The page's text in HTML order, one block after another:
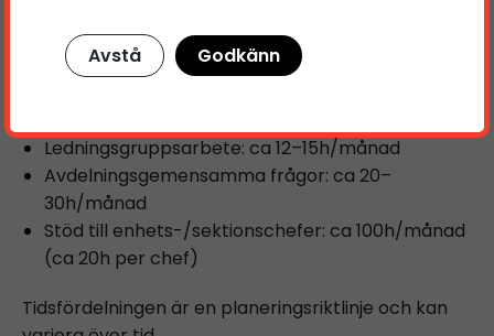
av tid
Ledningsgruppsarbete: ca 12–15h/månad
Avdelningsgemensamma frågor: ca 20–
30h/månad
Stöd till enhets-/sektionschefer: ca 100h/månad
(ca 20h per chef)
Tidsfördelningen är en planeringsriktlinje och kan
Avstå Godkänn